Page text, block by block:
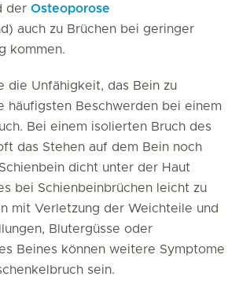
der Osteoporose
auch zu Brüchen bei geringer
kommen.
die Unfähigkeit, das Bein zu
häufigsten Beschwerden bei einem
Bei einem isolierten Bruch des
das Stehen auf dem Bein noch
dicht unter der Haut
bei Schienbeinbrüchen leicht zu
mit Verletzung der Weichteile und
Blutergüsse oder
Beines können weitere Symptome
sein.